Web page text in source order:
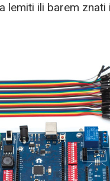
lemiti ili barem